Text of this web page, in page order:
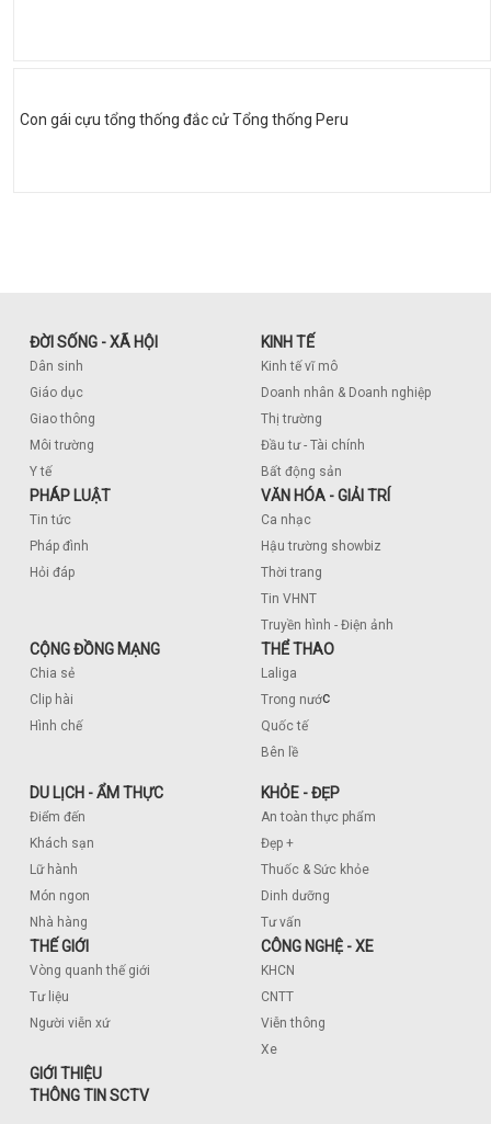
Con gái cựu tổng thống đắc cử Tổng thống Peru
ĐỜI SỐNG - XÃ HỘI
Dân sinh
Giáo dục
Giao thông
Môi trường
Y tế
KINH TẾ
Kinh tế vĩ mô
Doanh nhân & Doanh nghiệp
Thị trường
Đầu tư - Tài chính
Bất động sản
PHÁP LUẬT
Tin tức
Pháp đình
Hỏi đáp
VĂN HÓA - GIẢI TRÍ
Ca nhạc
Hậu trường showbiz
Thời trang
Tin VHNT
Truyền hình - Điện ảnh
CỘNG ĐỒNG MẠNG
Chia sẻ
Clip hài
Hình chế
THỂ THAO
Laliga
Trong nước
Quốc tế
Bên lề
DU LỊCH - ẨM THỰC
Điểm đến
Khách sạn
Lữ hành
Món ngon
Nhà hàng
KHỎE - ĐẸP
An toàn thực phẩm
Đẹp +
Thuốc & Sức khỏe
Dinh dưỡng
Tư vấn
THẾ GIỚI
Vòng quanh thế giới
Tư liệu
Người viễn xứ
CÔNG NGHỆ - XE
KHCN
CNTT
Viễn thông
Xe
GIỚI THIỆU
THÔNG TIN SCTV